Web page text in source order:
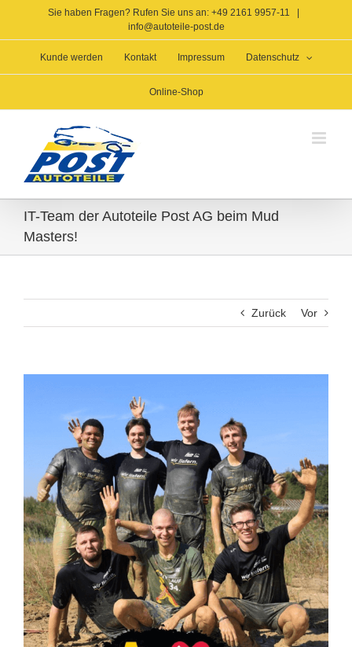
springen
Sie haben Fragen? Rufen Sie uns an: +49 2161 9957-11
info@autoteile-post.de
Kunde werden Kontakt Impressum Datenschutz
Online-Shop
IT-Team der Autoteile Post AG beim Mud
Masters!
Zurück Vor